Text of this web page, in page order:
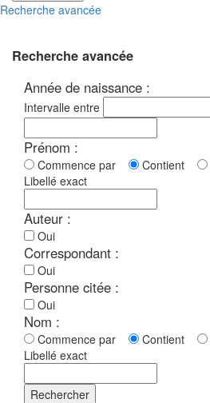
Recherche avancée
Recherche avancée
Année de naissance :
Intervalle entre
Prénom :
Commence par Contient
Libellé exact
Auteur :
Oui
Correspondant :
Oui
Personne citée :
Oui
Nom :
Commence par Contient
Libellé exact
Rechercher